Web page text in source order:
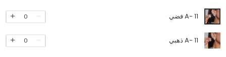
A- 11 فضي 0
A- 11 ذهبي 0